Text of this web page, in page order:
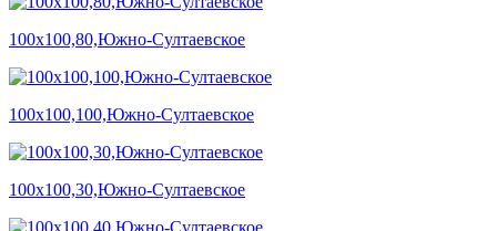
100х100,80,Южно-Султаевское
100х100,100,Южно-Султаевское
100х100,30,Южно-Султаевское